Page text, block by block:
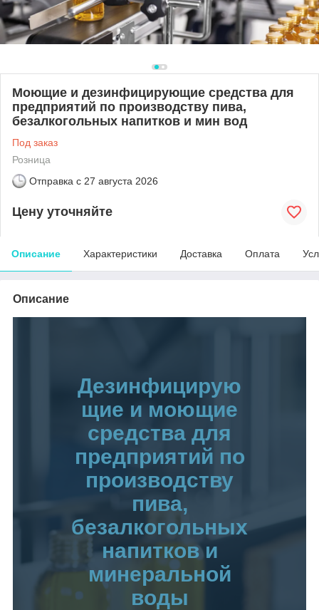
Моющие и дезинфицирующие средства для
предприятий по производству пива,
безалкогольных напитков и мин вод
Под заказ
Розница
Отправка с 27 августа 2026
Цену уточняйте
Описание Характеристики Доставка Оплата
Описание
Дезинфицирую
щие и моющие
средства для
предприятий по
производству
пива,
безалкогольных
напитков и
минеральной
воды